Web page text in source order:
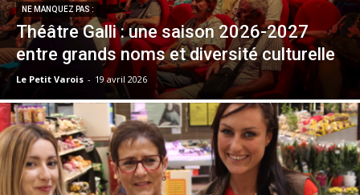
NE MANQUEZ PAS :
Théâtre Galli : une saison 2026-2027
entre grands noms et diversité culturelle
Le Petit Varois - 19 avril 2026